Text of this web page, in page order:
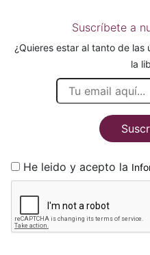
Suscríbete a
¿Quieres estar al tanto de
la
He leido y acepto la